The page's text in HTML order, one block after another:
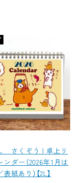
さくぞう | 卓上リ
ンダー（2026年1月は
紙あり）【2L】